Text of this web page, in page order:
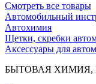
Смотреть все товары
Автомобильный
Автохимия
Щетки, скребки
Аксессуары для
БЫТОВАЯ ХИМИЯ,